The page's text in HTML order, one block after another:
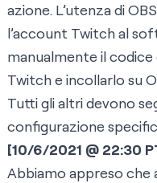
azione. L’utenza di
l’account Twitch al
manualmente il codice
Twitch e incollarlo su
Tutti gli altri devono
configurazione
[10/6/2021 @ 22:30
Abbiamo appreso che